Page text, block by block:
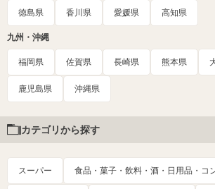
徳島県 香川県 愛媛県 高知県
九州・沖縄
福岡県 佐賀県 長崎県 熊本県
鹿児島県 沖縄県
カテゴリから探す
スーパー 食品・菓子・飲料・酒・日用品・コ